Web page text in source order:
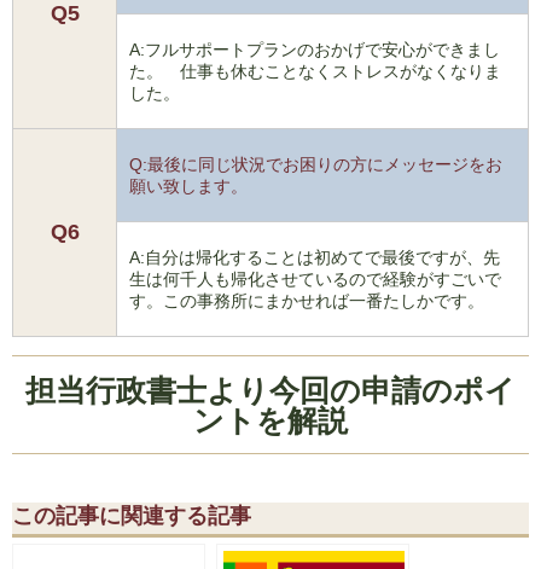
Q5
A:フルサポートプランのおかげで安心ができまし
た。 仕事も休むことなくストレスがなくなりま
した。
Q6
Q:最後に同じ状況でお困りの方にメッセージをお
願い致します。
A:自分は帰化することは初めてで最後ですが、先
生は何千人も帰化させているので経験がすごいで
す。この事務所にまかせれば一番たしかです。
担当行政書士より今回の申請のポイ
ントを解説
この記事に関連する記事